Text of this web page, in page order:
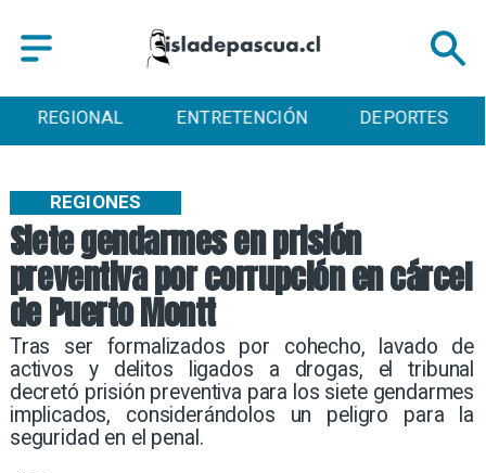
REGIONAL ENTRETENCIÓN DEPORTES
Siete gendarmes en prisión
preventiva por corrupción en cárcel
de Puerto Montt
Tras ser formalizados por cohecho, lavado de
activos y delitos ligados a drogas, el tribunal
decretó prisión preventiva para los siete gendarmes
implicados, considerándolos un peligro para la
seguridad en el penal.
REGIONES